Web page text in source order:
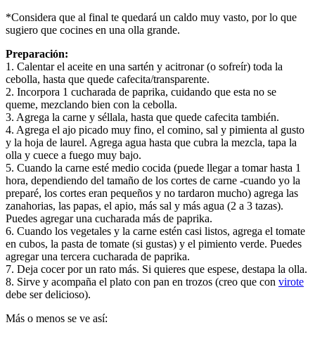
*Considera que al final te quedará un caldo muy vasto, por lo que
sugiero que cocines en una olla grande.
Preparación:
1. Calentar el aceite en una sartén y acitronar (o sofreír) toda la
cebolla, hasta que quede cafecita/transparente.
2. Incorpora 1 cucharada de paprika, cuidando que esta no se
queme, mezclando bien con la cebolla.
3. Agrega la carne y séllala, hasta que quede cafecita también.
4. Agrega el ajo picado muy fino, el comino, sal y pimienta al gusto
y la hoja de laurel. Agrega agua hasta que cubra la mezcla, tapa la
olla y cuece a fuego muy bajo.
5. Cuando la carne esté medio cocida (puede llegar a tomar hasta 1
hora, dependiendo del tamaño de los cortes de carne -cuando yo la
preparé, los cortes eran pequeños y no tardaron mucho) agrega las
zanahorias, las papas, el apio, más sal y más agua (2 a 3 tazas).
Puedes agregar una cucharada más de paprika.
6. Cuando los vegetales y la carne estén casi listos, agrega el tomate
en cubos, la pasta de tomate (si gustas) y el pimiento verde. Puedes
agregar una tercera cucharada de paprika.
7. Deja cocer por un rato más. Si quieres que espese, destapa la olla.
8. Sirve y acompaña el plato con pan en trozos (creo que con virote
debe ser delicioso).
Más o menos se ve así: